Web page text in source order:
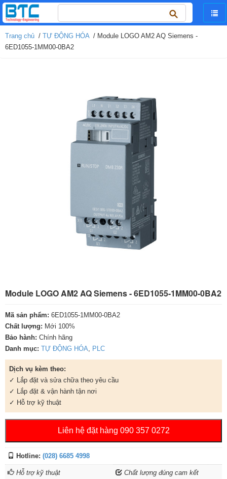
Tìm
kiếm
cho:
Trang chủ / TỰ ĐỘNG HÓA/ Module LOGO AM2 AQ Siemens -
6ED1055-1MM00-0BA2
Module LOGO AM2 AQ Siemens - 6ED1055-1MM00-0BA2
Mã sản phẩm: 6ED1055-1MM00-0BA2
Chất lượng: Mới 100%
Bảo hành: Chính hãng
Danh mục: TỰ ĐỘNG HÓA, PLC
Dịch vụ kèm theo:
✓ Lắp đặt và sửa chữa theo yêu cầu
✓ Lắp đặt & vận hành tận nơi
✓ Hỗ trợ kỹ thuật
Liên hệ đặt hàng 090 357 0272
Hotline: (028) 6685 4998
Hỗ trợ kỹ thuật Chất lượng đúng cam kết